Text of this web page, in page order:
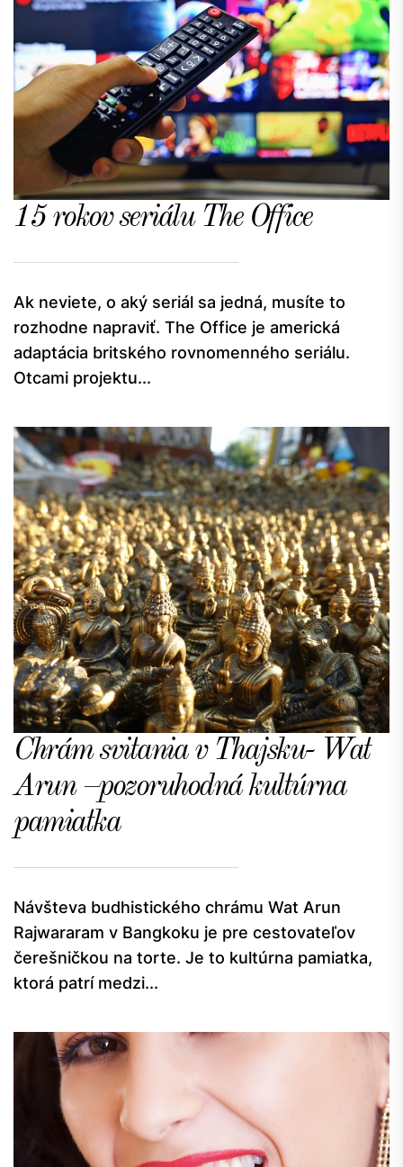
15 rokov seriálu The Office
Ak neviete, o aký seriál sa jedná, musíte to
rozhodne napraviť. The Office je americká
adaptácia britského rovnomenného seriálu.
Otcami projektu...
Chrám svitania v Thajsku- Wat
Arun –pozoruhodná kultúrna
pamiatka
Návšteva budhistického chrámu Wat Arun
Rajwararam v Bangkoku je pre cestovateľov
čerešničkou na torte. Je to kultúrna pamiatka,
ktorá patrí medzi...